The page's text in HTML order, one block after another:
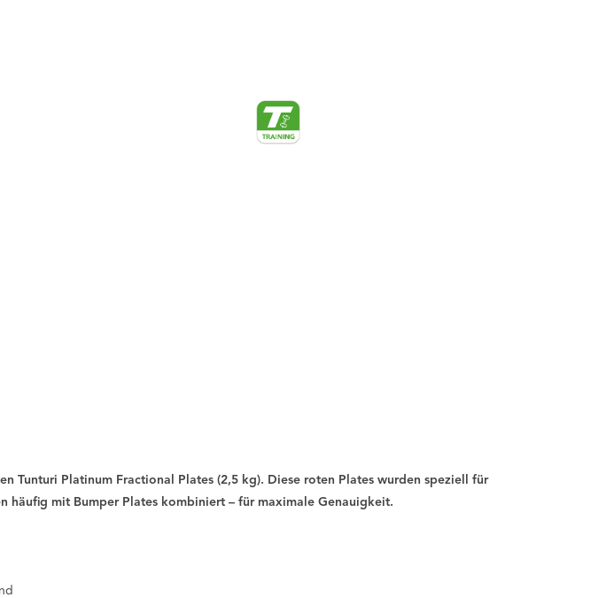
Tunturi Platinum Fractional Plates (2,5 kg). Diese roten Plates wurden speziell für
mit Bumper Plates kombiniert – für maximale Genauigkeit.